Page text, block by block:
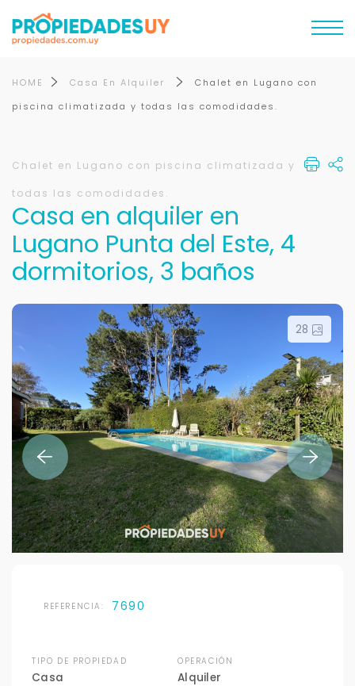
HOME Casa En Alquiler
Chalet en Lugano con
piscina climatizada y todas las comodidades.
Chalet en Lugano con piscina climatizada y
todas las comodidades.
Casa en alquiler en
Lugano Punta del Este, 4
dormitorios, 3 baños
28
REFERENCIA: 7690
TIPO DE PROPIEDAD
Casa
OPERACIÓN
Alquiler